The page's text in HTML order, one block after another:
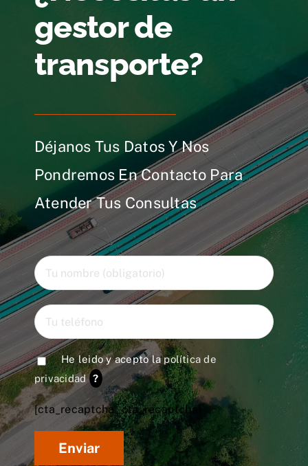
gestor de
transporte?
Déjanos Tus Datos Y Nos
Pondremos En Contacto Para
Atender Tus Consultas
He leido y acepto lapolítica de
privacidad ?
[cta_recaptcha* cta_recaptcha]